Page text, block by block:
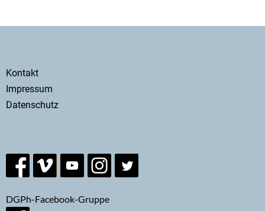
Secondary
menu
Kontakt
Impressum
Datenschutz
DGPh-Facebook-Gruppe